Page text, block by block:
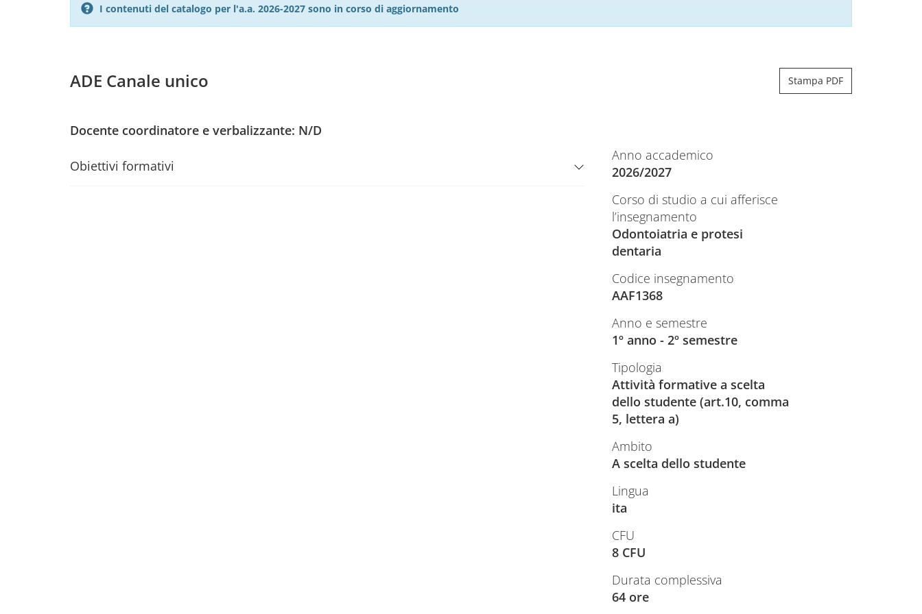
I contenuti del catalogo per l'a.a. 2026-2027 sono in corso di aggiornamento
ADE Canale unico Stampa PDF
Docente coordinatore e verbalizzante: N/D
Obiettivi formativi
Anno accademico
2026/2027
Corso di studio a cui afferisce
l’insegnamento
Odontoiatria e protesi
dentaria
Codice insegnamento
AAF1368
Anno e semestre
1º anno - 2º semestre
Tipologia
Attività formative a scelta
dello studente (art.10, comma
5, lettera a)
Ambito
A scelta dello studente
Lingua
ita
CFU
8 CFU
Durata complessiva
64 ore